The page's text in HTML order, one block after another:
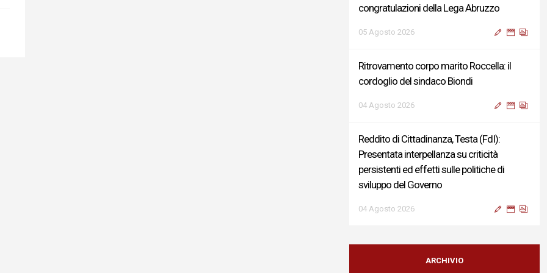
congratulazioni della Lega Abruzzo
05 Agosto 2026
Ritrovamento corpo marito Roccella: il
cordoglio del sindaco Biondi
04 Agosto 2026
Reddito di Cittadinanza, Testa (FdI):
Presentata interpellanza su criticità
persistenti ed effetti sulle politiche di
sviluppo del Governo
04 Agosto 2026
Sigismondi, Liris e Testa: “Profondo
cordoglio e vicinanza al Ministro Roccella e
ARCHIVIO